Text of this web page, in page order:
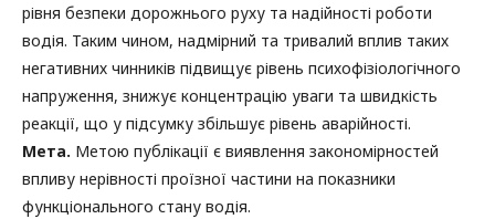
рівня безпеки дорожнього руху та надійності роботи
водія. Таким чином, надмірний та тривалий вплив таких
негативних чинників підвищує рівень психофізіологічного
напруження, знижує концентрацію уваги та швидкість
реакції, що у підсумку збільшує рівень аварійності.
Мета. Метою публікації є виявлення закономірностей
впливу нерівності проїзної частини на показники
функціонального стану водія.